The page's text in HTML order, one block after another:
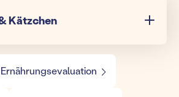
Kätzchen
Ernährungsevaluation